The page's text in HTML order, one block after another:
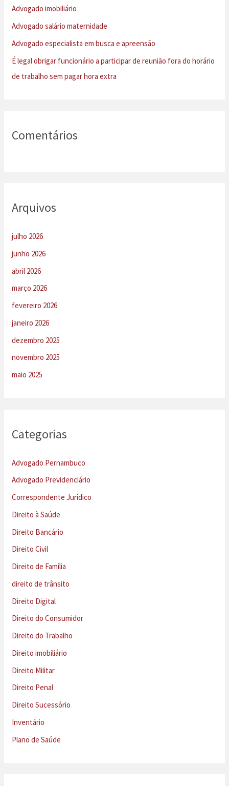
p
o
r
:
Advogado imobiliário
Advogado salário maternidade
Advogado especialista em busca e apreensão
É legal obrigar funcionário a participar de reunião fora do horário
de trabalho sem pagar hora extra
Comentários
Arquivos
julho 2026
junho 2026
abril 2026
março 2026
fevereiro 2026
janeiro 2026
dezembro 2025
novembro 2025
maio 2025
Categorias
Advogado Pernambuco
Advogado Previdenciário
Correspondente Jurídico
Direito à Saúde
Direito Bancário
Direito Civil
Direito de Família
direito de trânsito
Direito Digital
Direito do Consumidor
Direito do Trabalho
Direito imobiliário
Direito Militar
Direito Penal
Direito Sucessório
Inventário
Plano de Saúde